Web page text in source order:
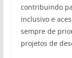
contribuindo
inclusivo e
sempre de
projetos de